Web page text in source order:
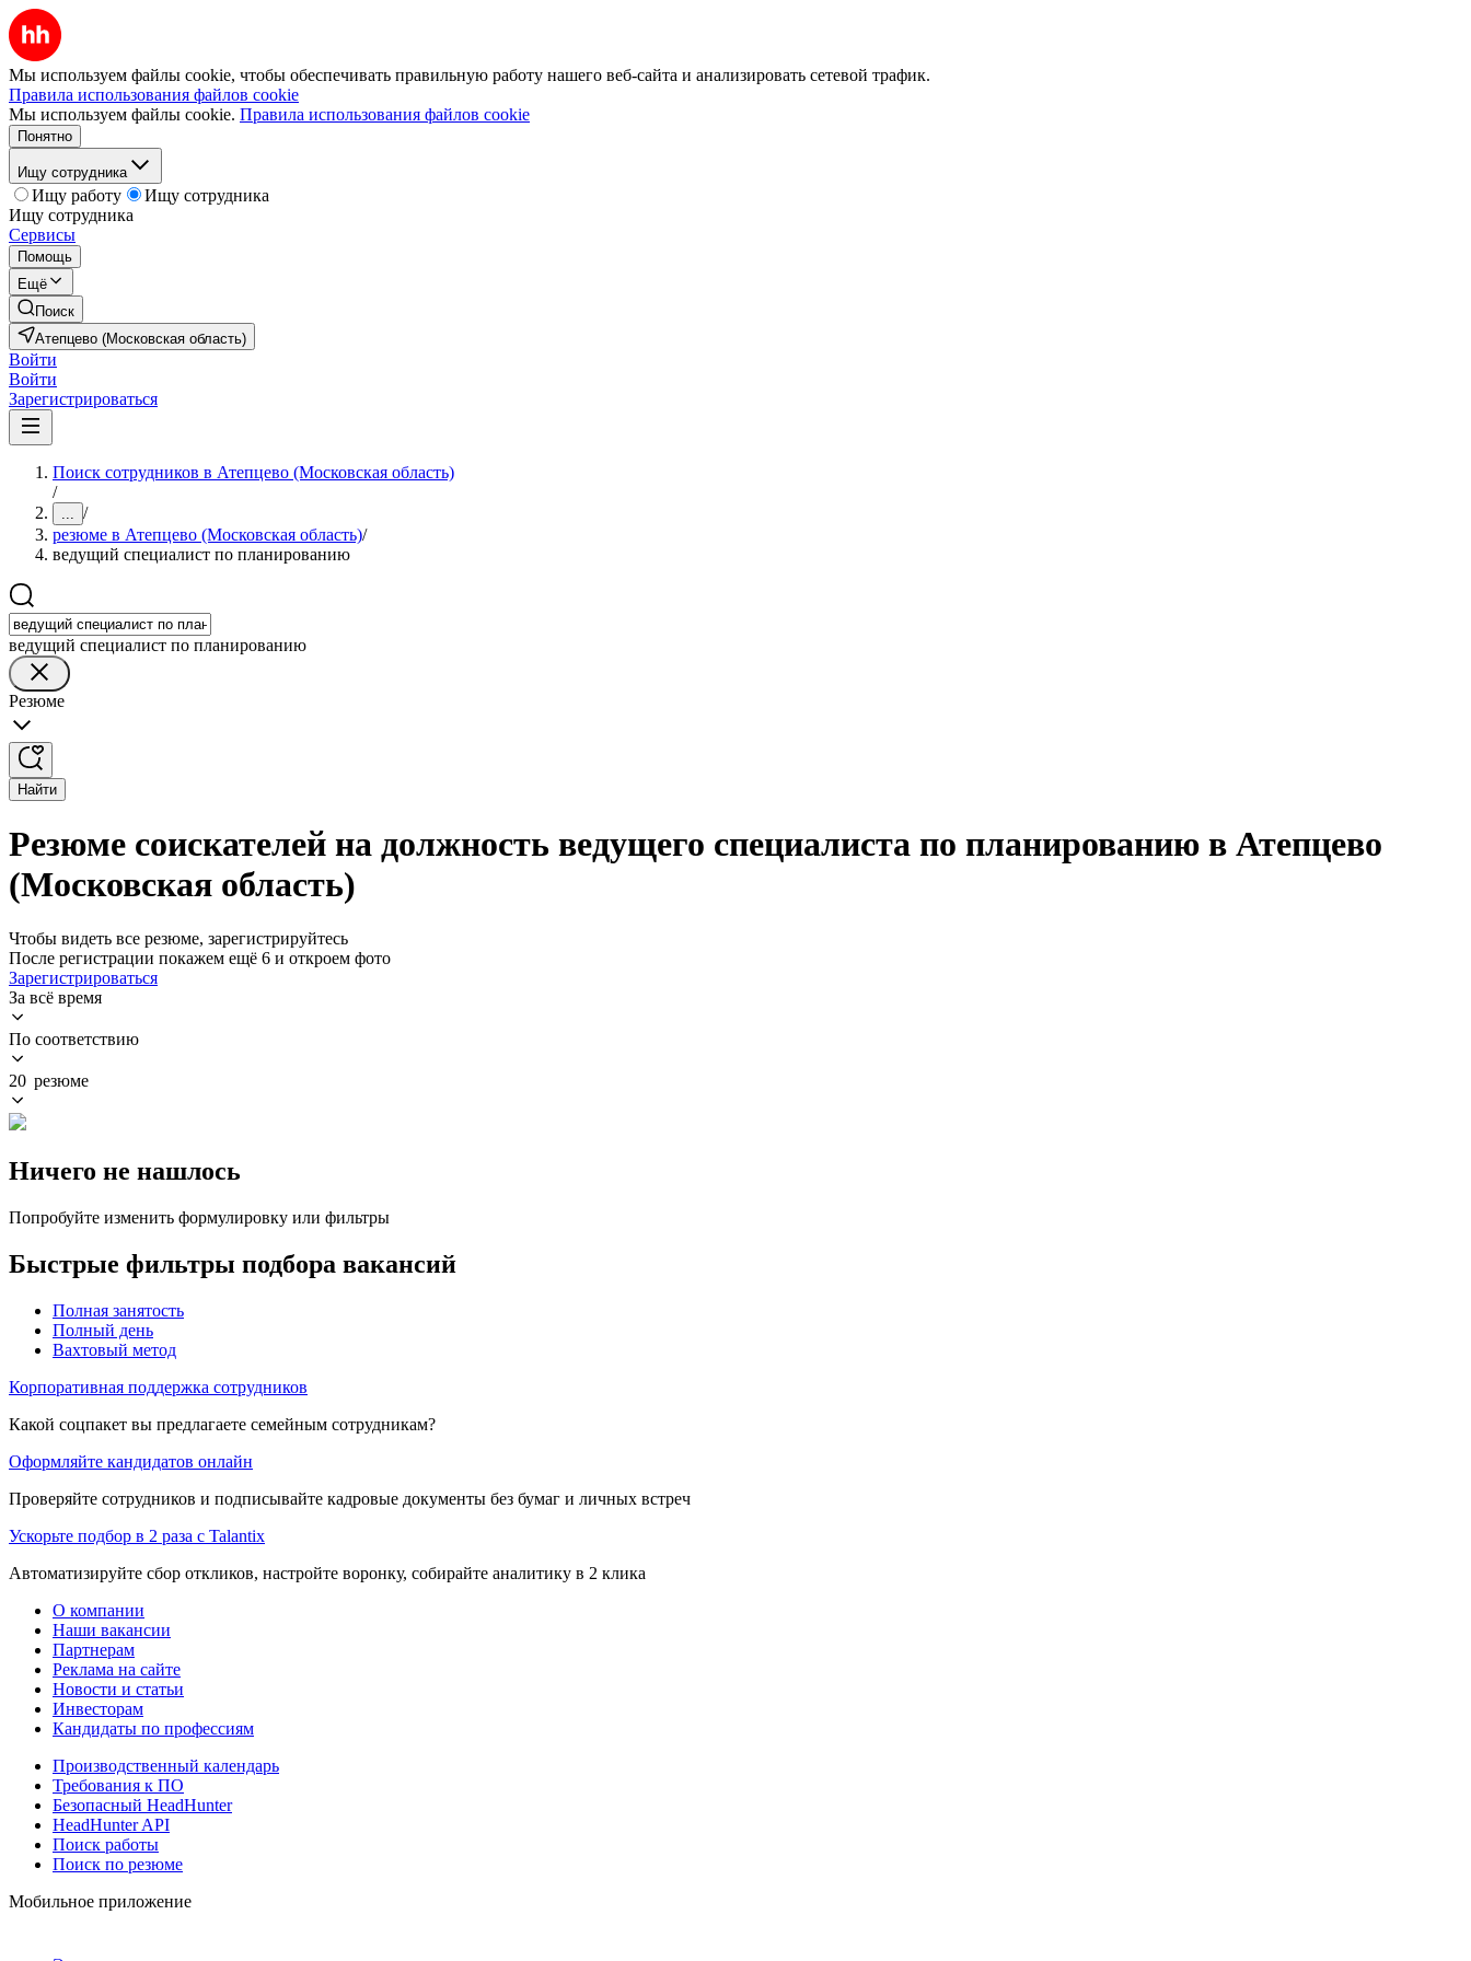
Мы используем файлы cookie, чтобы обеспечивать правильную работу нашего веб-сайта и анализировать сетевой трафик.
Правила использования файлов cookie
Мы используем файлы cookie. Правила использования файлов cookie
Понятно
Ищу сотрудника
Ищу работу
Ищу сотрудника
Ищу сотрудника
Сервисы
Помощь
Ещё
Поиск
Атепцево (Московская область)
Войти
Войти
Зарегистрироваться
Поиск сотрудников в Атепцево (Московская область)
/
... /
резюме в Атепцево (Московская область)/
ведущий специалист по планированию
ведущий специалист по планированию
Резюме
Найти
Резюме соискателей на должность ведущего специалиста по планированию в Атепцево
(Московская область)
Чтобы видеть все резюме, зарегистрируйтесь
После регистрации покажем ещё 6 и откроем фото
Зарегистрироваться
За всё время
По соответствию
20 резюме
Ничего не нашлось
Попробуйте изменить формулировку или фильтры
Быстрые фильтры подбора вакансий
Полная занятость
Полный день
Вахтовый метод
Корпоративная поддержка сотрудников
Какой соцпакет вы предлагаете семейным сотрудникам?
Оформляйте кандидатов онлайн
Проверяйте сотрудников и подписывайте кадровые документы без бумаг и личных встреч
Ускорьте подбор в 2 раза с Talantix
Автоматизируйте сбор откликов, настройте воронку, собирайте аналитику в 2 клика
О компании
Наши вакансии
Партнерам
Реклама на сайте
Новости и статьи
Инвесторам
Кандидаты по профессиям
Производственный календарь
Требования к ПО
Безопасный HeadHunter
HeadHunter API
Поиск работы
Поиск по резюме
Мобильное приложение